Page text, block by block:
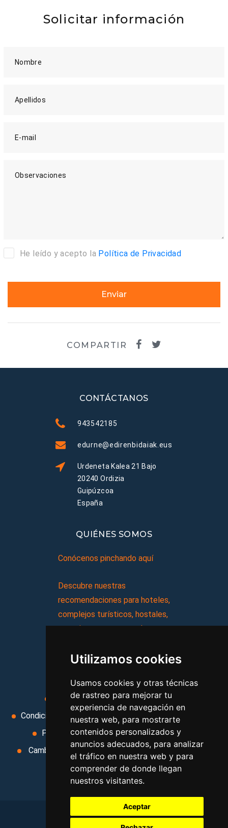
Utilizamos cookies
Usamos cookies y otras técnicas
de rastreo para mejorar tu
experiencia de navegación en
nuestra web, para mostrarte
contenidos personalizados y
anuncios adecuados, para analizar
el tráfico en nuestra web y para
comprender de donde llegan
nuestros visitantes.
Aceptar
Solicitar información
Nombre
Apellidos
E-mail
Observaciones
He leído y acepto la Política de Privacidad
Enviar
COMPARTIR
CONTÁCTANOS
943542185
edurne@edirenbidaiak.eus
Urdeneta Kalea 21 Bajo
20240 Ordizia
Guipúzcoa
España
QUIÉNES SOMOS
Conócenos pinchando aquí
Descubre nuestras
recomendaciones para hoteles,
complejos turísticos, hostales,
vacaciones, paquetes de
Aviso legal
Condiciones de uso
Condiciones Generales
Ley de Viajes Combinados
Política de privacidad
Uso de cookies
Cambiar preferencias de cookies
Area privada
Contacto